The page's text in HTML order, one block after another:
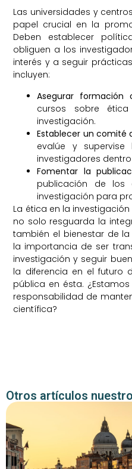
Las universidades y
papel crucial en la
Deben establecer
obliguen a los
interés y a seguir
incluyen:
Asegurar formación
cursos sobre
investigación.
Establecer un comité
evalúe y
investigadores
Fomentar la
publicación de
investigación para
La ética en la
no solo resguarda la
también el bienestar de la
la importancia de ser
investigación y seguir
la diferencia en el futuro
pública en ésta.
responsabilidad de
científica?
Otros artículos